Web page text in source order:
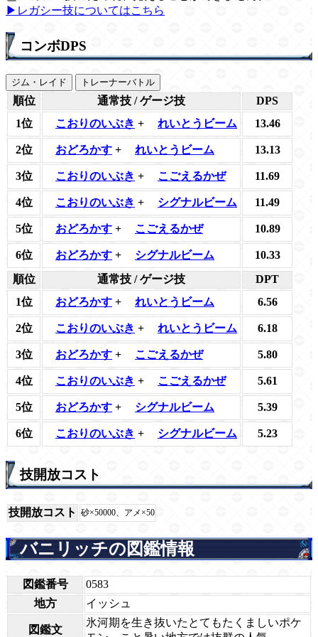
▶レガシー技についてはこちら
コンボDPS
ジム・レイド トレーナーバトル
順位 通常技 / ゲージ技
DPS
1位
こおりのいぶき + れいとうビーム 13.46
2位 おどろかす + れいとうビーム 13.13
3位 こおりのいぶき + こごえるかぜ 11.69
4位 こおりのいぶき + シグナルビーム 11.49
5位 おどろかす + こごえるかぜ 10.89
6位 おどろかす + シグナルビーム
10.33
順位
通常技 / ゲージ技
DPT
1位
おどろかす + れいとうビーム 6.56
2位 こおりのいぶき + れいとうビーム 6.18
3位 おどろかす + こごえるかぜ 5.80
4位 こおりのいぶき + こごえるかぜ 5.61
5位 おどろかす + シグナルビーム 5.39
6位 こおりのいぶき + シグナルビーム 5.23
技開放コスト
技開放コスト 砂×50000、アメ×50
バニリッチの図鑑情報
図鑑番号
0583
地方
イッシュ
図鑑文
氷河期を生き抜いたとてもたくましいポケ